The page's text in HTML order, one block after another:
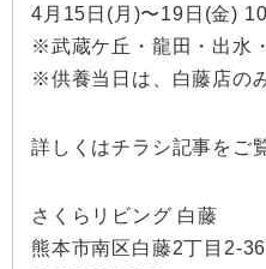
4月15日(月)〜19日(金)
※武蔵ケ丘・龍田・出水
※供養当日は、白藤店の
詳しくはチラシ記事をご
さくらリビング 白藤
熊本市南区白藤2丁目2-36